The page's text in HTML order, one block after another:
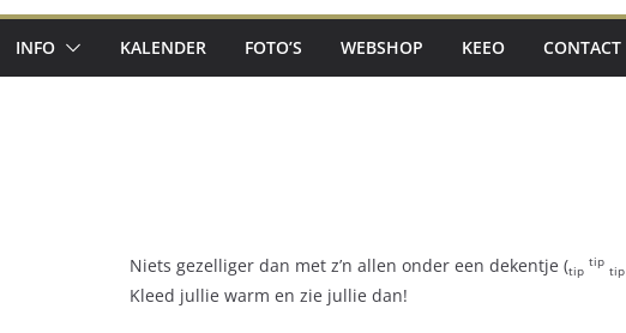
INFO KALENDER FOTO’S WEBSHOP KEEO CONTACT
Niets gezelliger dan met z’n allen onder een dekentje (tip
tip
tip
Kleed jullie warm en zie jullie dan!